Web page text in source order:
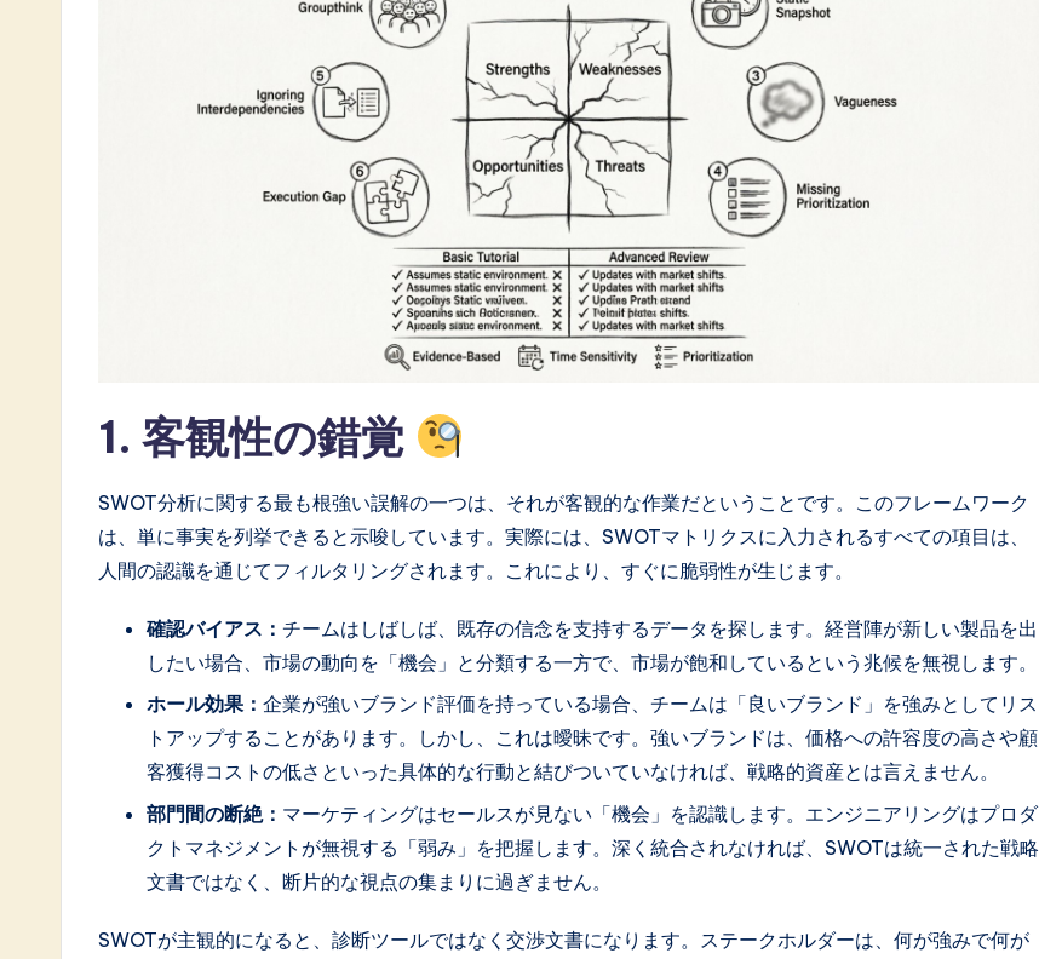
1. 客観性の錯覚
SWOT分析に関する最も根強い誤解の一つは、それが客観的な作業だということです。このフレームワーク
は、単に事実を列挙できると示唆しています。実際には、SWOTマトリクスに入力されるすべての項目は、
人間の認識を通じてフィルタリングされます。これにより、すぐに脆弱性が生じます。
確認バイアス： チームはしばしば、既存の信念を支持するデータを探します。経営陣が新しい製品を出
したい場合、市場の動向を「機会」と分類する一方で、市場が飽和しているという兆候を無視します。
ホール効果： 企業が強いブランド評価を持っている場合、チームは「良いブランド」を強みとしてリス
トアップすることがあります。しかし、これは曖昧です。強いブランドは、価格への許容度の高さや顧
客獲得コストの低さといった具体的な行動と結びついていなければ、戦略的資産とは言えません。
部門間の断絶： マーケティングはセールスが見ない「機会」を認識します。エンジニアリングはプロダ
クトマネジメントが無視する「弱み」を把握します。深く統合されなければ、SWOTは統一された戦略
文書ではなく、断片的な視点の集まりに過ぎません。
SWOTが主観的になると、診断ツールではなく交渉文書になります。ステークホルダーは、何が強みで何が